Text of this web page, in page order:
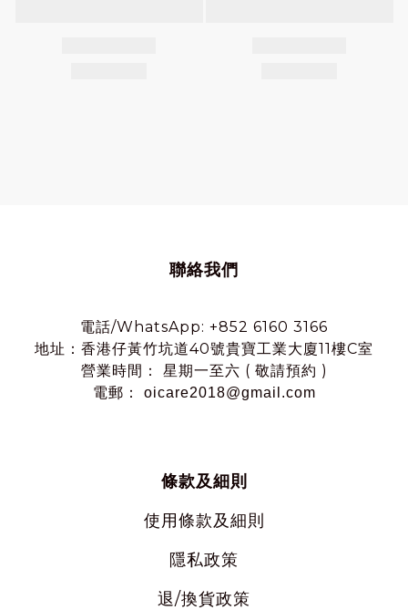
聯絡我們
電話/WhatsApp: +852 6160 3166
地址：香港仔黃竹坑道40號貴寶工業大廈11樓C室
營業時間： 星期一至六 ( 敬請預約 )
電郵： oicare2018@gmail.com
條款及細則
使用條款及細則
隱私政策
退/換貨政策